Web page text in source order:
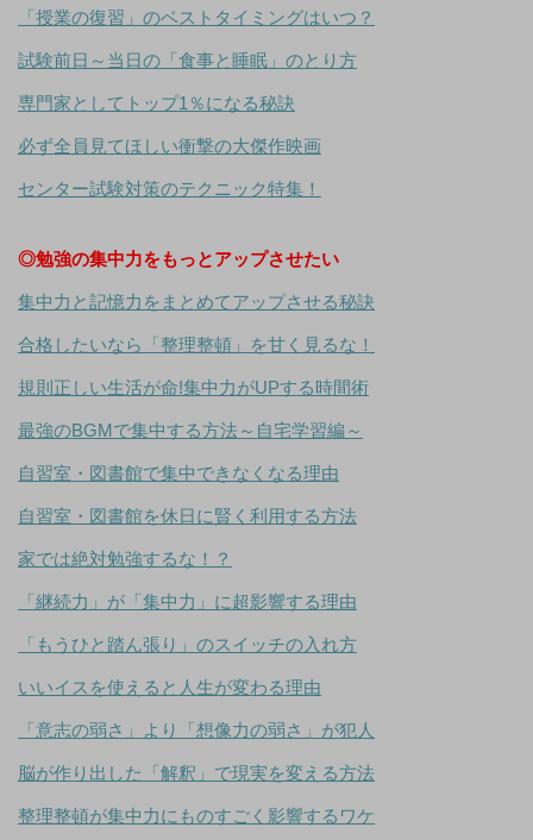
「授業の復習」のベストタイミングはいつ？
試験前日～当日の「食事と睡眠」のとり方
専門家としてトップ1％になる秘訣
必ず全員見てほしい衝撃の大傑作映画
センター試験対策のテクニック特集！
◎勉強の集中力をもっとアップさせたい
集中力と記憶力をまとめてアップさせる秘訣
合格したいなら「整理整頓」を甘く見るな！
規則正しい生活が命!集中力がUPする時間術
最強のBGMで集中する方法～自宅学習編～
自習室・図書館で集中できなくなる理由
自習室・図書館を休日に賢く利用する方法
家では絶対勉強するな！？
「継続力」が「集中力」に超影響する理由
「もうひと踏ん張り」のスイッチの入れ方
いいイスを使えると人生が変わる理由
「意志の弱さ」より「想像力の弱さ」が犯人
脳が作り出した「解釈」で現実を変える方法
整理整頓が集中力にものすごく影響するワケ